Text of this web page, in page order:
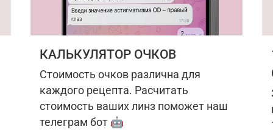
КАЛЬКУЛЯТОР ОЧКОВ
Стоимость очков различна для
каждого рецепта. Расчитать
стоимость ваших линз поможет наш
телеграм бот 🤖